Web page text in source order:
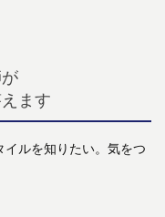
ます
ルを知りたい。気をつ